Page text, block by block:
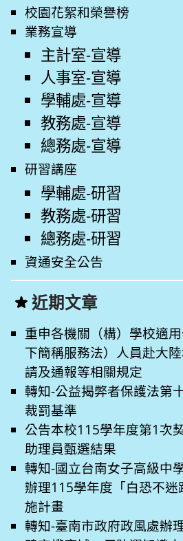
校園花絮和榮譽榜
業務宣導
主計室-宣導
人事室-宣導
學輔處-宣導
教務處-宣導
總務處-宣導
研習講座
學輔處-研習
教務處-研習
總務處-研習
資通安全公告
近期文章
重申各機關（構）學校適
下簡稱服務法）人員赴大
請及通報等相關規定
轉知-公益揭弊者保護法第
裁罰基準
公告本校115學年度第1次
助理員甄選結果
轉知-國立台南女子高級中
辦理115學年度「白恐不
施計畫
轉知-臺南市政府政風處辦